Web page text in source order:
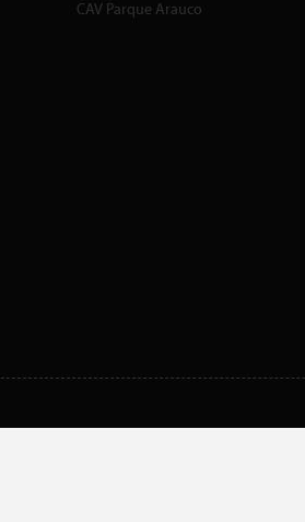
CAV Parque Arauco